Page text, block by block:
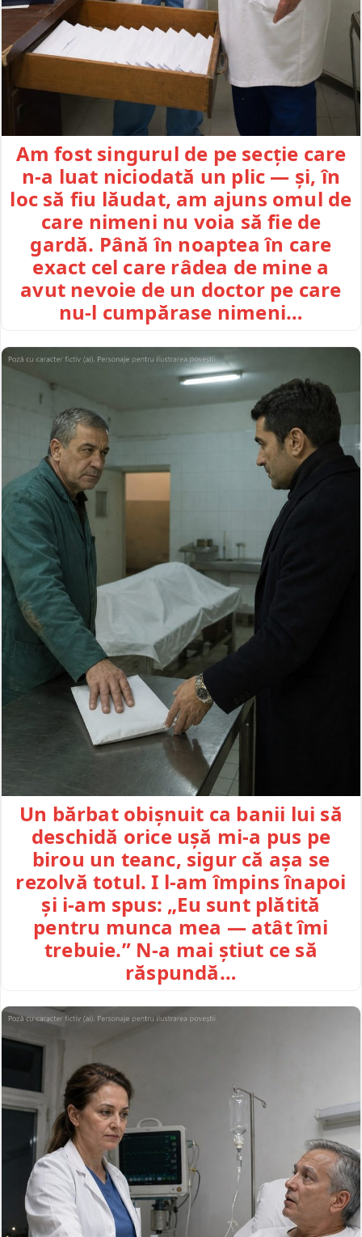
Am fost singurul de pe secție care
n-a luat niciodată un plic — și, în
loc să fiu lăudat, am ajuns omul de
care nimeni nu voia să fie de
gardă. Până în noaptea în care
exact cel care râdea de mine a
avut nevoie de un doctor pe care
nu-l cumpărase nimeni…
Un bărbat obișnuit ca banii lui să
deschidă orice ușă mi-a pus pe
birou un teanc, sigur că așa se
rezolvă totul. I l-am împins înapoi
și i-am spus: „Eu sunt plătită
pentru munca mea — atât îmi
trebuie.” N-a mai știut ce să
răspundă…